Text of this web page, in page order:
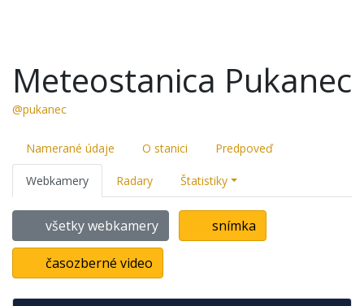
Meteostanica Pukanec
@pukanec
Namerané údaje O stanici Predpoveď
Webkamery Radary Štatistiky
všetky webkamery snímka
časozberné video